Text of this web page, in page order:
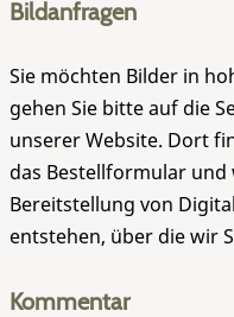
Bildanfragen
Sie möchten Bilder in
gehen Sie bitte auf die
unserer Website. Dort
das Bestellformular
Bereitstellung von
entstehen, über die wir
Kommentar